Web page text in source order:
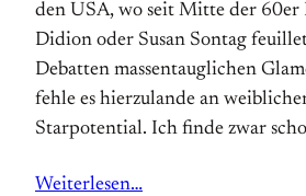
den USA, wo seit Mitte der 60er
Didion oder Susan Sontag
Debatten massentauglichen
fehle es hierzulande an
Starpotential. Ich finde zwar
Weiterlesen…